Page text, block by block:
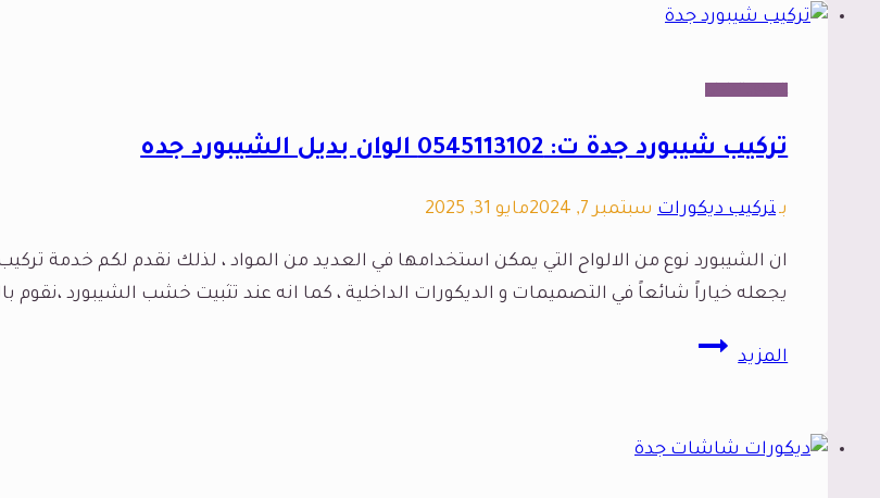
جدة
رفوف
بجدة
أسرع
وقت
ممكن
الديكور الداخلي
تركيب شيبورد جدة ت: 0545113102 الوان بديل الشيبورد جده
بـتركيب ديكورات سبتمبر 7, 2024 مايو 31, 2025
ان الشيبورد نوع من الالواح التي يمكن استخدامها في العديد من المواد ، لذلك نقدم لكم خدمة
يجعله خياراً شائعاً في التصميمات و الديكورات الداخلية ، كما انه عند تثبيت خشب الشيبورد
المزيد
تركيب
ت: